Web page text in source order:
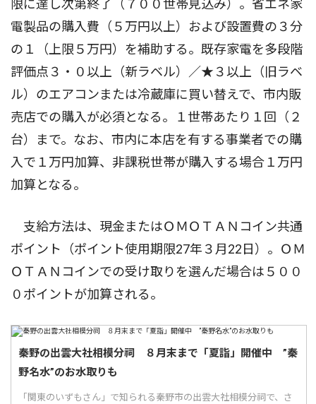
限に達し次第終了（７００世帯見込み）。省エネ家
電製品の購入費（５万円以上）および設置費の３分
の１（上限５万円）を補助する。既存家電を多段階
評価点３・０以上（新ラベル）／★３以上（旧ラベ
ル）のエアコンまたは冷蔵庫に買い替えで、市内販
売店での購入が必須となる。１世帯あたり１回（２
台）まで。なお、市内に本店を有する事業者での購
入で１万円加算、非課税世帯が購入する場合１万円
加算となる。
支給方法は、現金またはＯＭＯＴＡＮコイン共通
ポイント（ポイント使用期限27年３月22日）。ＯＭ
ＯＴＡＮコインでの受け取りを選んだ場合は５００
０ポイントが加算される。
秦野の出雲大社相模分祠 ８月末まで「夏詣」開催中 ”秦
野名水”のお水取りも
「関東のいずもさん」で知られる秦野市の出雲大社相模分祠で、さ